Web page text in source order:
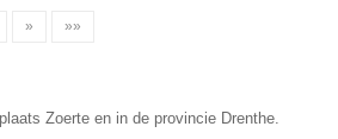
» »»
Zoerte en in de provincie Drenthe.